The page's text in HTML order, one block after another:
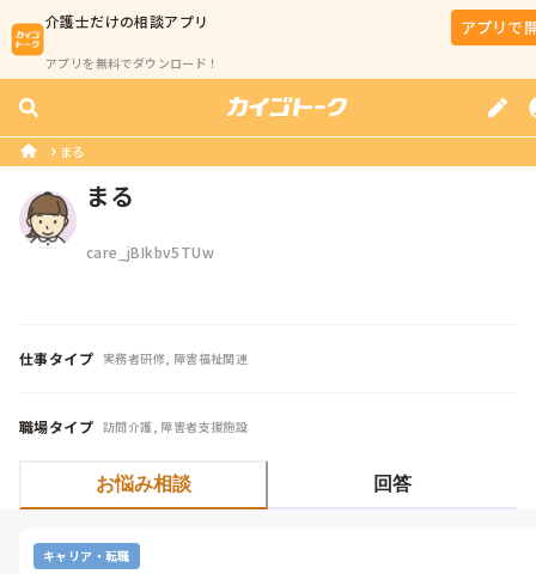
介護士だけの相談アプリ
アプリを無料でダウンロード！
アプリで
まる
まる
care_jBIkbv5TUw
仕事タイプ 実務者研修, 障害福祉関連
職場タイプ 訪問介護, 障害者支援施設
お悩み相談 回答
キャリア・転職